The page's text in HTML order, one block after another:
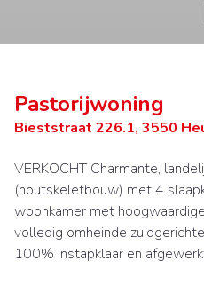
Pastorijwoning
Bieststraat 226.1, 3550
VERKOCHT Charmante,
(houtskeletbouw) met 4
woonkamer met
volledig omheinde
100% instapklaar en